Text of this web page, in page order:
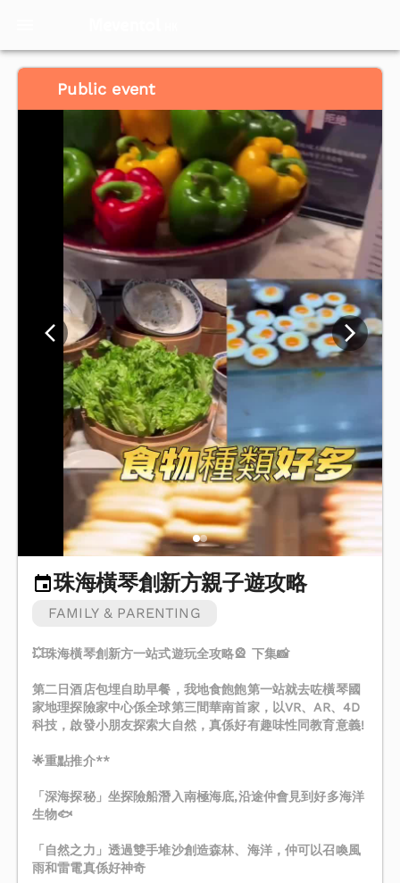
Public event
珠海橫琴創新方親子遊攻略
FAMILY & PARENTING
💥珠海橫琴創新方一站式遊玩全攻略🎡 下集📸
第二日酒店包埋自助早餐，我地食飽飽第一站就去咗橫琴國
家地理探險家中心係全球第三間華南首家，以VR、AR、4D
科技，啟發小朋友探索大自然，真係好有趣味性同教育意義!
🌟重點推介**
「深海探秘」坐探險船潛入南極海底,沿途仲會見到好多海洋
生物🐟
「自然之力」透過雙手堆沙創造森林、海洋，仲可以召喚風
雨和雷電真係好神奇